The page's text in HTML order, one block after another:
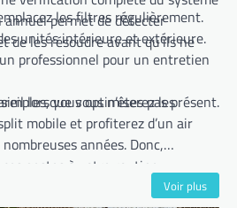
de les résoudre avant qu’ils ne
les filtres régulièrement.
unités intérieure et extérieure.
professionnel pour un entretien
lorsque vous n’êtes pas présent.
vous optimiserez les
mobile et profiterez d’un air
années. Donc,
gestes à votre routine
Voir plus